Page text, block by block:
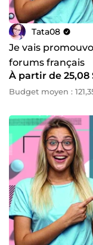
Tata08
Je vais
forums français
À partir de 25,08
Budget moyen :